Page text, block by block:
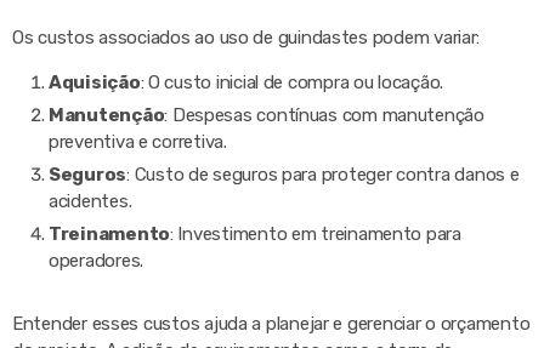
Os custos associados ao uso de guindastes podem variar:
Aquisição: O custo inicial de compra ou locação.
Manutenção: Despesas contínuas com manutenção
preventiva e corretiva.
Seguros: Custo de seguros para proteger contra danos e
acidentes.
Treinamento: Investimento em treinamento para
operadores.
Entender esses custos ajuda a planejar e gerenciar o orçamento